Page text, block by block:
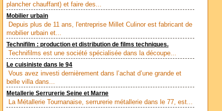
plancher chauffant) et faire des...
Mobilier urbain
Depuis plus de 11 ans, l'entreprise Millet Culinor est fabricant de
mobilier urbain et...
Technifilm : production et distribution de films techniques.
Technifilms est une société spécialisée dans la découpe...
Le cuisiniste dans le 94
Vous avez investi dernièrement dans l’achat d’une grande et
belle villa dans...
Metallerie Serrurerie Seine et Marne
La Métallerie Tournanaise, serrurerie métallerie dans le 77, est...